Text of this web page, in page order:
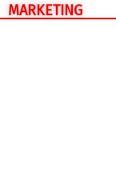
MARKETING